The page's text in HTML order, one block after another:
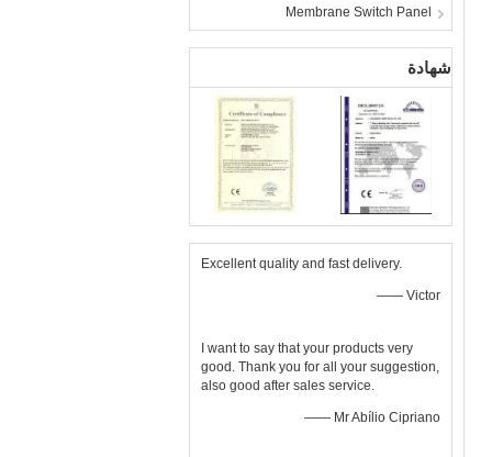
Membrane Switch Panel
شهادة
Excellent quality and fast delivery.
—— Victor
I want to say that your products very
good. Thank you for all your suggestion,
also good after sales service.
—— Mr Abílio Cipriano